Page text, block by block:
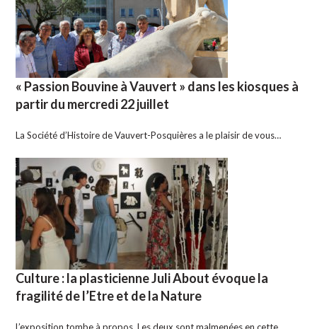
« Passion Bouvine à Vauvert » dans les kiosques à
partir du mercredi 22 juillet
La Société d’Histoire de Vauvert-Posquières a le plaisir de vous…
Culture : la plasticienne Juli About évoque la
fragilité de l’Etre et de la Nature